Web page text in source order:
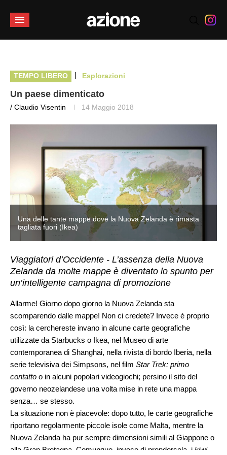
TEMPO LIBERO | Esplorazioni
Un paese dimenticato
/ Claudio Visentin 14 Maggio 2018
Una delle tante mappe dove la Nuova Zelanda è rimasta
tagliata fuori (Ikea)
Viaggiatori d’Occidente - L’assenza della Nuova
Zelanda da molte mappe è diventato lo spunto per
un’intelligente campagna di promozione
Allarme! Giorno dopo giorno la Nuova Zelanda sta
scomparendo dalle mappe! Non ci credete? Invece è proprio
così: la cerchereste invano in alcune carte geografiche
utilizzate da Starbucks o Ikea, nel Museo di arte
contemporanea di Shanghai, nella rivista di bordo Iberia, nella
serie televisiva dei Simpsons, nel film Star Trek: primo
contatto o in alcuni popolari videogiochi; persino il sito del
governo neozelandese una volta mise in rete una mappa
senza… se stesso.
La situazione non è piacevole: dopo tutto, le carte geografiche
riportano regolarmente piccole isole come Malta, mentre la
Nuova Zelanda ha pur sempre dimensioni simili al Giappone o
alla Gran Bretagna. Comunque, invece di prendersela, i kiwi